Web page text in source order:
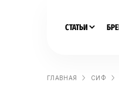
СТАТЬИ
ГЛАВНАЯ СИФ